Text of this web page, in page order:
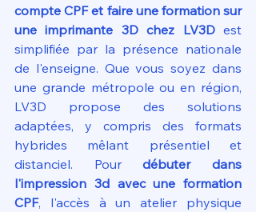
compte CPF et faire une formation sur
une imprimante 3D chez LV3D est
simplifiée par la présence nationale
de l'enseigne. Que vous soyez dans
une grande métropole ou en région,
LV3D propose des solutions
adaptées, y compris des formats
hybrides mêlant présentiel et
distanciel. Pour débuter dans
l'impression 3d avec une formation
CPF, l'accès à un atelier physique